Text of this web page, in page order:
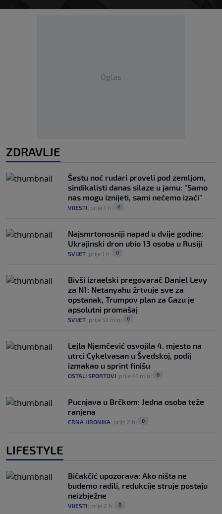
Oglas
ZDRAVLJE
Šestu noć rudari proveli pod zemljom,
sindikalisti danas silaze u jamu: "Samo
nas mogu iznijeti, sami nećemo izaći"
VIJESTI prije 1 h 0
Najsmrtonosniji napad u dvije godine:
Ukrajinski dron ubio 13 osoba u Rusiji
SVIJET prije 1 h 0
Bivši izraelski pregovarač Daniel Levy
za N1: Netanyahu žrtvuje sve za
opstanak, Trumpov plan za Gazu je
apsolutni promašaj
SVIJET prije 53 min 0
Lejla Njemčević osvojila 4. mjesto na
utrci Cykelvasan u Švedskoj, podij
izmakao u sprint finišu
OSTALI SPORTOVI prije 41 min 0
Pucnjava u Brčkom: Jedna osoba teže
ranjena
CRNA HRONIKA prije 2 h 0
LIFESTYLE
Bičakčić upozorava: Ako ništa ne
budemo radili, redukcije struje postaju
neizbježne
VIJESTI prije 2 h 0